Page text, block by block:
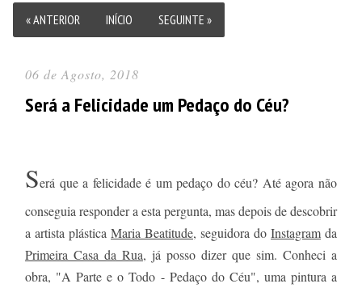
« ANTERIOR INÍCIO SEGUINTE »
06 de Agosto, 2018
Será a Felicidade um Pedaço do Céu?
Será que a felicidade é um pedaço do céu? Até agora não
conseguia responder a esta pergunta, mas depois de descobrir
a artista plástica Maria Beatitude, seguidora do Instagram da
Primeira Casa da Rua, já posso dizer que sim. Conheci a
obra, "A Parte e o Todo - Pedaço do Céu", uma pintura a